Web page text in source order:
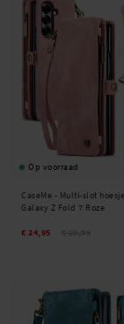
Op voorraad
CaseMe - Multi-slot
Galaxy Z Fold 7 Roze
€ 24,95